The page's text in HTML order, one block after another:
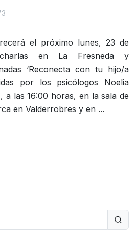
el próximo lunes, 23 de
charlas en La Fresneda y
‘Reconecta con tu hijo/a
por los psicólogos Noelia
a las 16:00 horas, en la sala de
en Valderrobres y en ...